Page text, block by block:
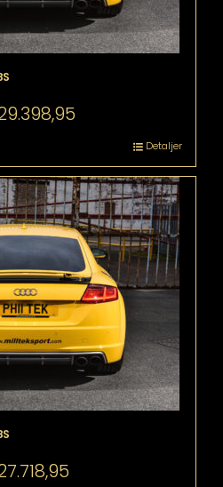
Detaljer